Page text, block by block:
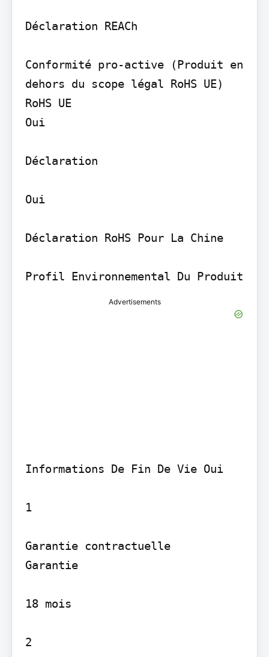
Déclaration REACh
Conformité pro-active (Produit en
dehors du scope légal RoHS UE)
RoHS UE
Oui
Déclaration
Oui
Déclaration RoHS Pour La Chine
Advertisements
Informations De Fin De Vie Oui
1
Garantie contractuelle
Garantie
18 mois
2